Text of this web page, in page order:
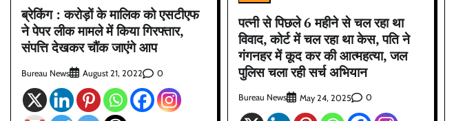
ब्रेकिंग : करोड़ों के मालिक को एसटीएफ
ने पेपर लीक मामले में किया गिरफ्तार,
संपत्ति देखकर चौंक जाएंगे आप
Bureau News August 21, 2022 0
पत्नी से पिछले 6 महीने से चल रहा था
विवाद, कोर्ट में चल रहा था केस, पति ने
गंगनहर में कूद कर की आत्महत्या, जल
पुलिस चला रही सर्च अभियान
Bureau News May 24, 2025 0